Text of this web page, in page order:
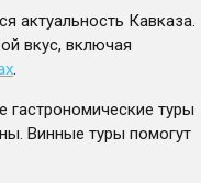
актуальность Кавказа.
вкус, включая
гастрономические туры
Винные туры помогут